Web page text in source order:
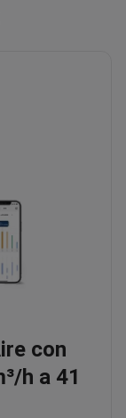
con
h a 41